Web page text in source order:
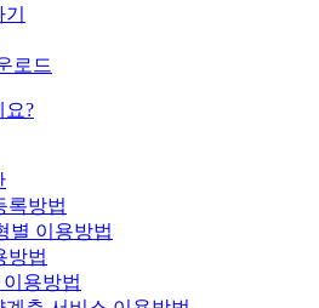
로드
요?
록방법
별 이용방법
방법
용방법